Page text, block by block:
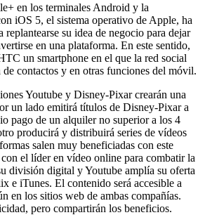
en los terminales Android y la
iOS 5, el sistema operativo de Apple, ha
replantearse su idea de negocio para dejar
en una plataforma. En este sentido,
un smartphone en el que la red social
de contactos y en otras funciones del móvil.
Youtube y Disney-Pixar crearán una
un lado emitirá títulos de Disney-Pixar a
pago de un alquiler no superior a los 4
producirá y distribuirá series de vídeos
salen muy beneficiadas con este
el líder en vídeo online para combatir la
división digital y Youtube amplía su oferta
e iTunes. El contenido será accesible a
en los sitios web de ambas compañías.
pero compartirán los beneficios.